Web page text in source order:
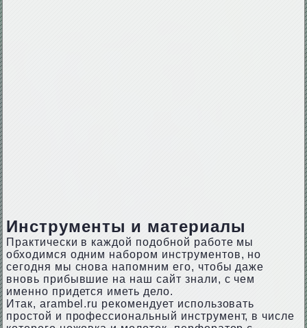
Инструменты и материалы
Практически в каждой подобной работе мы
обходимся одним набором инструментов, но
сегодня мы снова напомним его, чтобы даже
вновь прибывшие на наш сайт знали, с чем
именно придется иметь дело.
Итак, arambel.ru рекомендует использовать
простой и профессиональный инструмент, в числе